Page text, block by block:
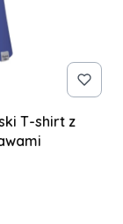
T-shirt z